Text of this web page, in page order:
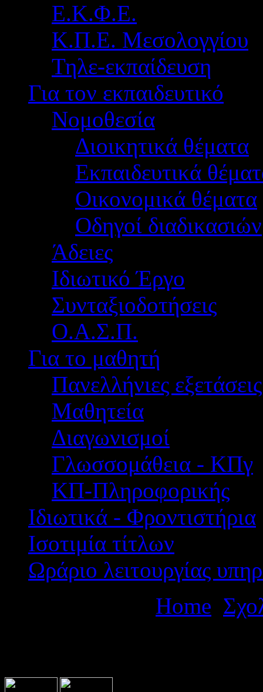
Ε.Κ.Φ.Ε.
Κ.Π.Ε. Μεσολογγίου
Τηλε-εκπαίδευση
Για τον εκπαιδευτικό
Νομοθεσία
Διοικητικά θέματα
Εκπαιδευτικά
Οικονομικά θέματα
Οδηγοί διαδικασιών
Άδειες
Ιδιωτικό Έργο
Συνταξιοδοτήσεις
Ο.Α.Σ.Π.
Για το μαθητή
Πανελλήνιες εξετάσεις
Μαθητεία
Διαγωνισμοί
Γλωσσομάθεια - ΚΠγ
ΚΠ-Πληροφορικής
Ιδιωτικά - Φροντιστήρια
Ισοτιμία τίτλων
Ωράριο λειτουργίας
Home